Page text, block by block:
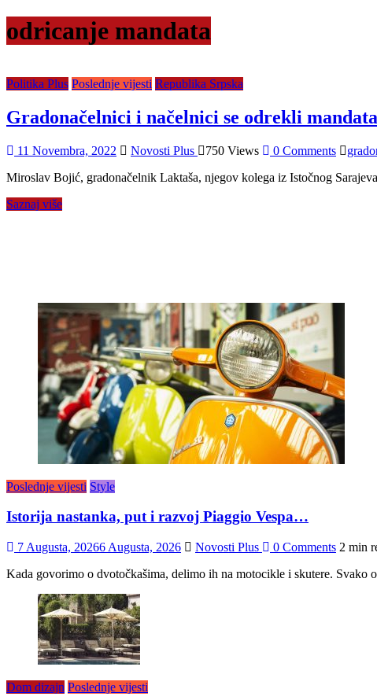
odricanje mandata
Politika Plus Poslednje vijesti Republika Srpska
Gradonačelnici i načelnici se odrekli
11 Novembra, 2022 Novosti Plus 750 Views 0 Comments
Miroslav Bojić, gradonačelnik Laktaša, njegov kolega iz Istočnog
Saznaj više
Poslednje vijesti Style
Istorija nastanka, put i razvoj Piaggio Vespa…
7 Augusta, 20266 Augusta, 2026 Novosti Plus 0 Comments 2 min
Kada govorimo o dvotočkašima, delimo ih na motocikle i skutere. Svako
Dom dizajn Poslednje vijesti